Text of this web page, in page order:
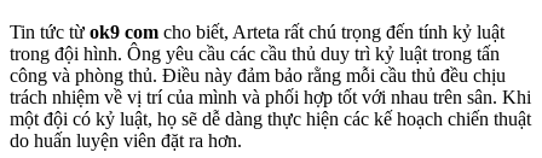
Tin tức từ ok9 com cho biết, Arteta rất chú trọng đến tính kỷ luật
trong đội hình. Ông yêu cầu các cầu thủ duy trì kỷ luật trong tấn
công và phòng thủ. Điều này đảm bảo rằng mỗi cầu thủ đều chịu
trách nhiệm về vị trí của mình và phối hợp tốt với nhau trên sân. Khi
một đội có kỷ luật, họ sẽ dễ dàng thực hiện các kế hoạch chiến thuật
do huấn luyện viên đặt ra hơn.